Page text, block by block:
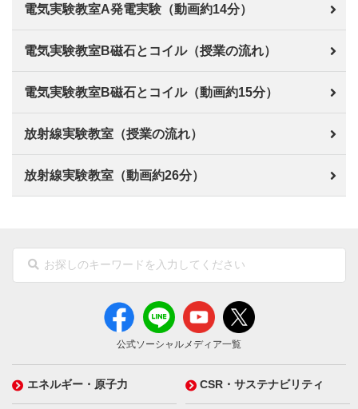
電気実験教室A発電実験（動画約14分）
電気実験教室B磁石とコイル（授業の流れ）
電気実験教室B磁石とコイル（動画約15分）
放射線実験教室（授業の流れ）
放射線実験教室（動画約26分）
公式ソーシャルメディア一覧
エネルギー・原子力 CSR・サステナビリティ